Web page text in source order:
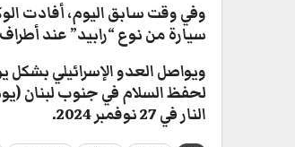
وفي وقت سابق اليوم، أفادت
سيارة من نوع “رابيد” عند
ويواصل العدو الإسرائيلي بشكل
لحفظ السلام في جنوب لبنان
النار في 27 نوفمبر 2024.